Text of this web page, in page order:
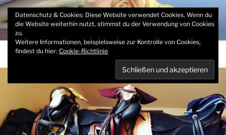
Zum
Inhalt
springen
MEIN SCHREIBBLOG
Barbara Behrend
Datenschutz & Cookies: Diese Website verwendet Cookies. Wenn du
die Website weiterhin nutzt, stimmst du der Verwendung von Cookies
zu.
Weitere Informationen, beispielsweise zur Kontrolle von Cookies,
findest du hier: Cookie-Richtlinie